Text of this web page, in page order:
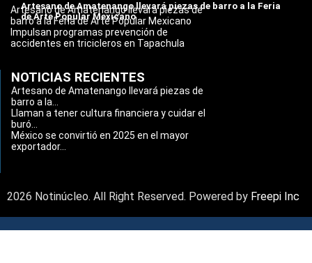
Artesano de Amatenango llevará piezas de barro a la Feria
de Arte Popular Mexicano
Artesano de Amatenango llevará piezas de
barro a la Feria de Arte Popular Mexicano
Impulsan programas prevención de
accidentes en tricicleros en Tapachula
NOTICIAS RECIENTES
Artesano de Amatenango llevará piezas de
barro a la...
Llaman a tener cultura financiera y cuidar el
buró...
México se convirtió en 2025 en el mayor
exportador...
2026 Notinúcleo. All Right Reserved. Powered by Freepi Inc